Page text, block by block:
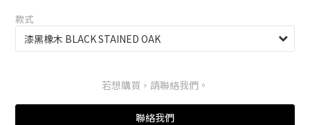
款式
若想購買，請聯絡我們。
聯絡我們